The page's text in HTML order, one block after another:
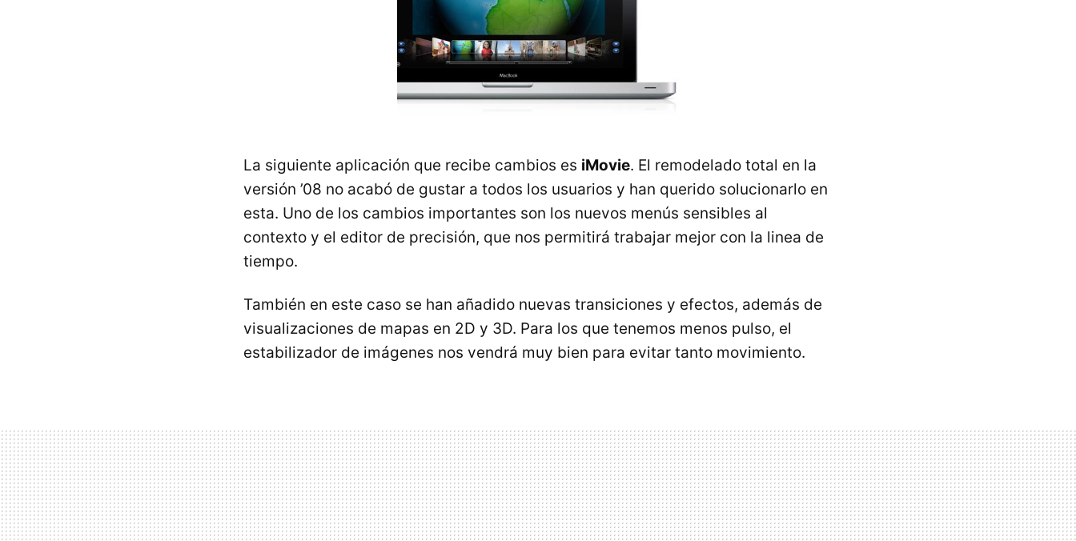
La siguiente aplicación que recibe cambios es iMovie. El remodelado total en la
versión ’08 no acabó de gustar a todos los usuarios y han querido solucionarlo en
esta. Uno de los cambios importantes son los nuevos menús sensibles al
contexto y el editor de precisión, que nos permitirá trabajar mejor con la linea de
tiempo.
También en este caso se han añadido nuevas transiciones y efectos, además de
visualizaciones de mapas en 2D y 3D. Para los que tenemos menos pulso, el
estabilizador de imágenes nos vendrá muy bien para evitar tanto movimiento.